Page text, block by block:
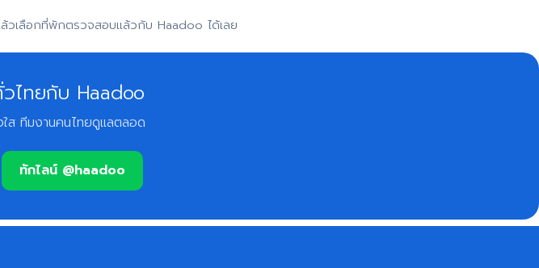
วเลือกที่พักตรวจสอบแล้วกับ Haadoo ได้เลย
ไทยกับ Haadoo
ส ทีมงานคนไทยดูแลตลอด
ทักไลน์ @haadoo